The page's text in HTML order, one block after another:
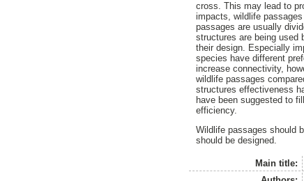
cross. This may lead to
impacts, wildlife
passages are usually
structures are being used
their design. Especially
species have different
increase connectivity,
wildlife passages
structures effectiveness
have been suggested to
efficiency.
Wildlife passages should
should be designed.
Main title: